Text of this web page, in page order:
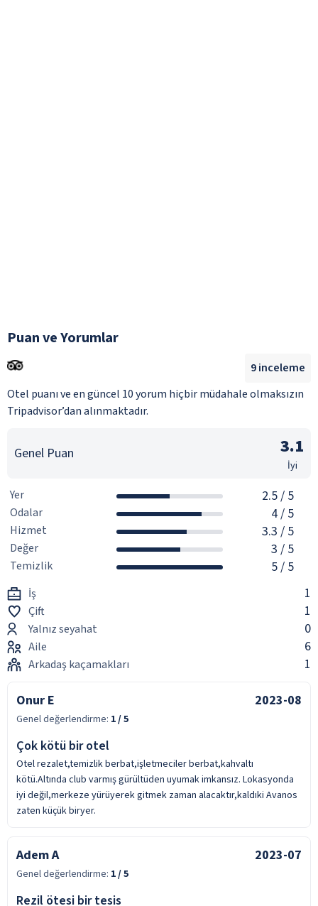
Puan ve Yorumlar
Otel puanı ve en güncel 10 yorum hiçbir müdahale olmaksızın
Tripadvisor’dan alınmaktadır.
9inceleme
Genel Puan 3.1
İyi
Yer 2.5/ 5
Odalar 4/ 5
Hizmet 3.3 / 5
Değer 3 / 5
Temizlik 5/ 5
İş 1
Çift 1
Yalnız seyahat 0
Aile 6
Arkadaş kaçamakları 1
Onur E 2023-08
Genel değerlendirme: 1/ 5
Çok kötü bir otel
Otel rezalet,temizlik berbat,işletmeciler berbat,kahvaltı
kötü.Altında club varmış gürültüden uyumak imkansız. Lokasyonda
iyi değil,merkeze yürüyerek gitmek zaman alacaktır,kaldıki Avanos
zaten küçük biryer.
Adem A 2023-07
Genel değerlendirme: 1/ 5
Rezil ötesi bir tesis